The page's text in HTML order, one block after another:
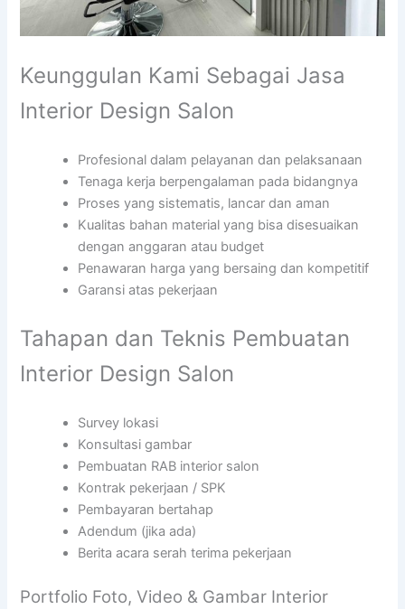
Keunggulan Kami Sebagai Jasa
Interior Design Salon
Profesional dalam pelayanan dan pelaksanaan
Tenaga kerja berpengalaman pada bidangnya
Proses yang sistematis, lancar dan aman
Kualitas bahan material yang bisa disesuaikan
dengan anggaran atau budget
Penawaran harga yang bersaing dan kompetitif
Garansi atas pekerjaan
Tahapan dan Teknis Pembuatan
Interior Design Salon
Survey lokasi
Konsultasi gambar
Pembuatan RAB interior salon
Kontrak pekerjaan / SPK
Pembayaran bertahap
Adendum (jika ada)
Berita acara serah terima pekerjaan
Portfolio Foto, Video & Gambar Interior